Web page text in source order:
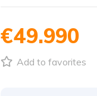
€49.990
Add to favorites